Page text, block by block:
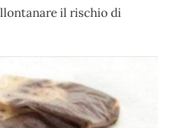
il rischio di